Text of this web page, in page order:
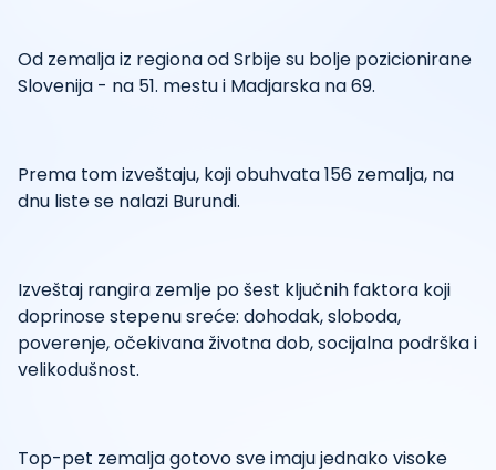
Od zemalja iz regiona od Srbije su bolje pozicionirane
Slovenija - na 51. mestu i Madjarska na 69.
Prema tom izveštaju, koji obuhvata 156 zemalja, na
dnu liste se nalazi Burundi.
Izveštaj rangira zemlje po šest ključnih faktora koji
doprinose stepenu sreće: dohodak, sloboda,
poverenje, očekivana životna dob, socijalna podrška i
velikodušnost.
Top-pet zemalja gotovo sve imaju jednako visoke